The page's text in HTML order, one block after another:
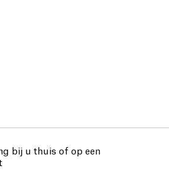
bij u thuis of op een